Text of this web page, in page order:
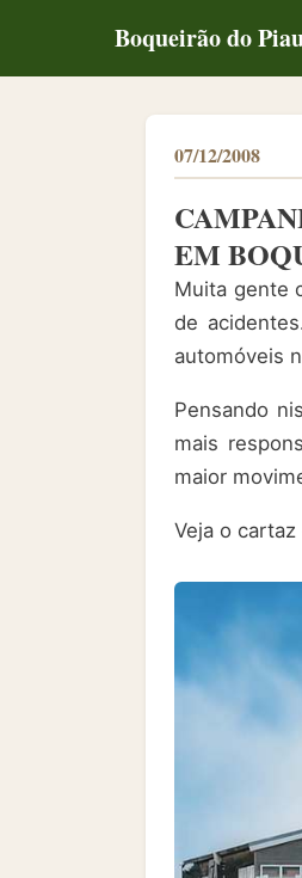
Boqueirão do
07/12/2008
EM
Muita gente
de
automóveis
Pensando
mais
maior
Veja o cartaz